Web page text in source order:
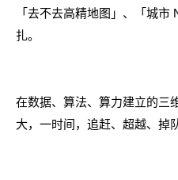
「去不去高精地图」、「城
扎。
在数据、算法、算力建立的三
大，一时间，追赶、超越、掉